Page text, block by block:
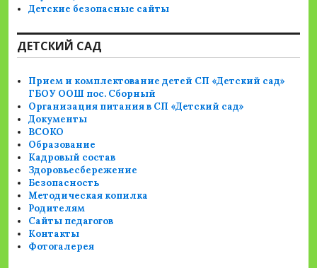
Детские безопасные сайты
ДЕТСКИЙ САД
Прием и комплектование детей СП «Детский сад»
ГБОУ ООШ пос. Сборный
Организация питания в СП «Детский сад»
Документы
ВСОКО
Образование
Кадровый состав
Здоровьесбережение
Безопасность
Методическая копилка
Родителям
Сайты педагогов
Контакты
Фотогалерея